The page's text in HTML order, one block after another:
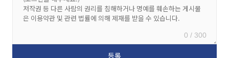
0 / 300